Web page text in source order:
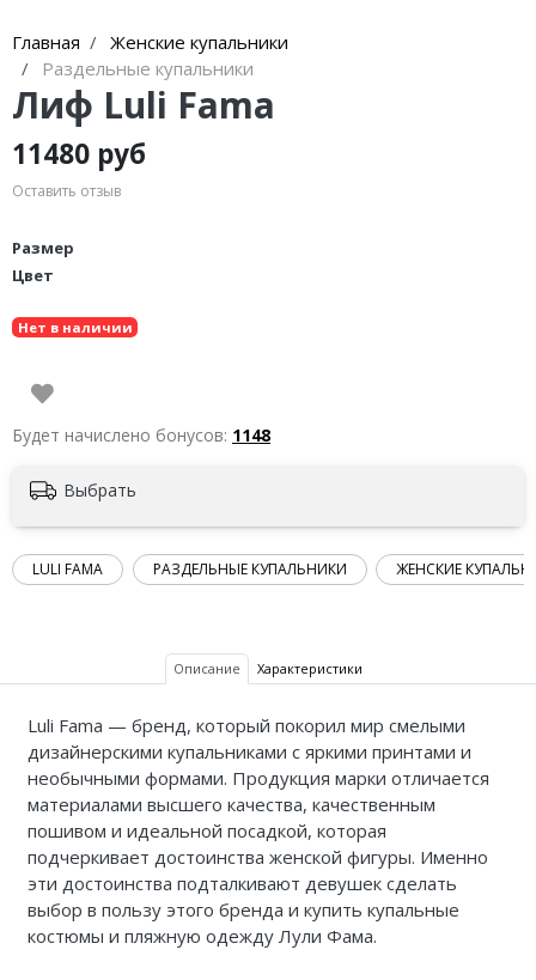
Главная
Женские купальники
Раздельные купальники
Лиф Luli Fama
11480 руб
Оставить отзыв
Размер
Цвет
Нет в наличии
Будет начислено бонусов: 1148
Выбрать
LULI FAMA РАЗДЕЛЬНЫЕ КУПАЛЬНИКИ ЖЕНСКИЕ
Описание Характеристики
Luli Fama — бренд, который покорил мир смелыми
дизайнерскими купальниками с яркими принтами и
необычными формами. Продукция марки отличается
материалами высшего качества, качественным
пошивом и идеальной посадкой, которая
подчеркивает достоинства женской фигуры. Именно
эти достоинства подталкивают девушек сделать
выбор в пользу этого бренда и купить купальные
костюмы и пляжную одежду Лули Фама.